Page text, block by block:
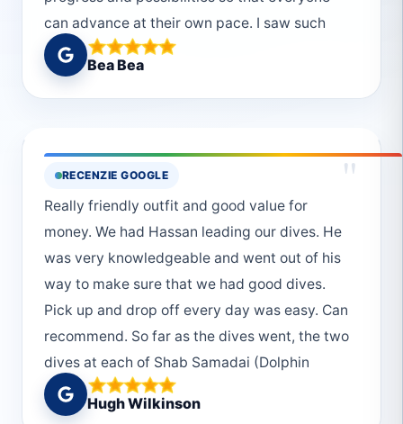
can advance at their own pace. I saw such
beautiful things and had such moving
moments marvelling at the underwater world.
From a complete beginner, I now know what
myself in! Muhammed and Monika are patient,
kind and extremely professional teachers and
if you want to get OWD certified - go to Marsa
Alam and ask for them, it's gonna be great 😁
Regards - I'll be back for more dives!
Bea Bea
RECENZIE GOOGLE "
Really friendly outfit and good value for
money. We had Hassan leading our dives. He
was very knowledgeable and went out of his
way to make sure that we had good dives.
Pick up and drop off every day was easy. Can
recommend. So far as the dives went, the two
dives at each of Shab Samadai (Dolphin
House) and Marsa Gabal el Roses were our
favourites. We also dived Elphinstone. An
Hugh Wilkinson